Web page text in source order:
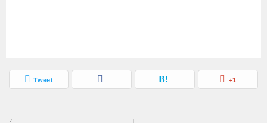
Tweet +1